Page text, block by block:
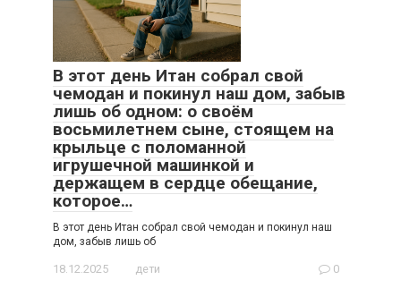
В этот день Итан собрал свой
чемодан и покинул наш дом, забыв
лишь об одном: о своём
восьмилетнем сыне, стоящем на
крыльце с поломанной
игрушечной машинкой и
держащем в сердце обещание,
которое…
В этот день Итан собрал свой чемодан и покинул наш
дом, забыв лишь об
18.12.2025 дети 0